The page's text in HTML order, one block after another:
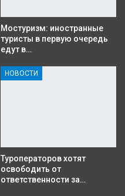
Мостуризм: иностранные
туристы в первую очередь
едут в…
НОВОСТИ
Туроператоров хотят
освободить от
ответственности за…